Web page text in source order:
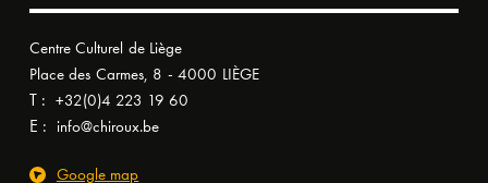
Centre Culturel de Liège
Place des Carmes, 8 - 4000 LIÈGE
T : +32(0)4 223 19 60
E : info@chiroux.be
Google map